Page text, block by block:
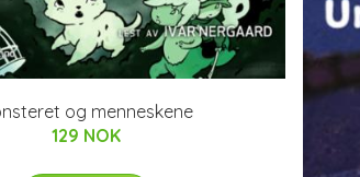
og menneskene
129 NOK